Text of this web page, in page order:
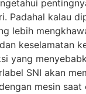
Padahal kalau
lebih
keselamatan
yang
SNI akan
mesin saat